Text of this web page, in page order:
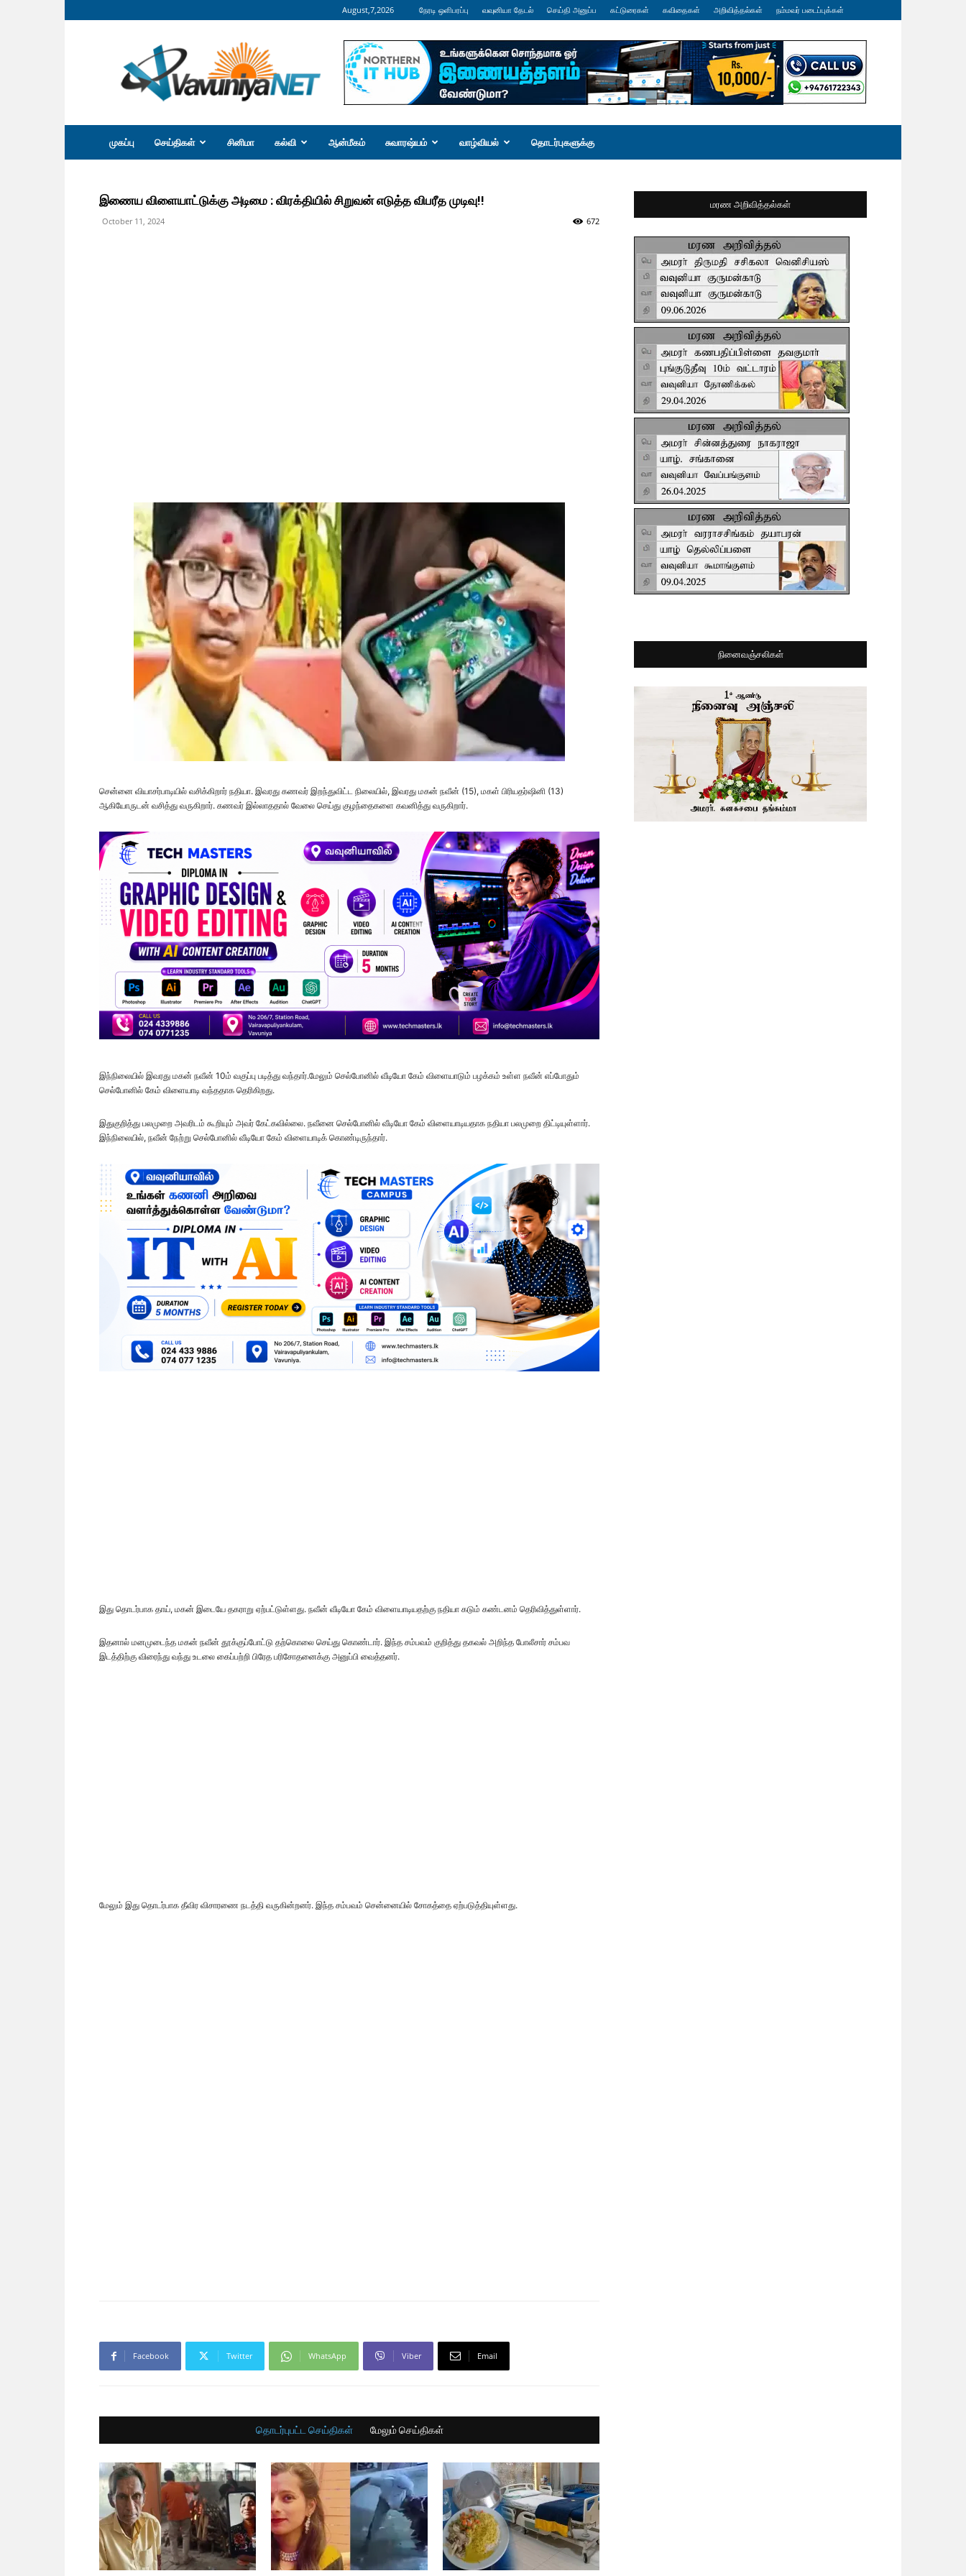
August,7,2026 நேரடி ஒளிபரப்பு வவுனியா தேடல் செய்தி அனுப்ப கட்டுரைகள் கவிதைகள் அறிவித்தல்கள் நம்மவர் படைப்புக்கள்
வவுனியா
நெற்
முகப்பு செய்திகள் சினிமா கல்வி ஆன்மீகம் சுவாரஷ்யம் வாழ்வியல் தொடர்புகளுக்கு
இணைய விளையாட்டுக்கு அடிமை : விரக்தியில் சிறுவன் எடுத்த விபரீத முடிவு!!
October 11, 2024 672
சென்னை வியாசர்பாடியில் வசிக்கிறார் நதியா. இவரது கணவர் இறந்துவிட்ட நிலையில், இவரது மகன் நவீன் (15), மகள் பிரியதர்ஷினி (13)
ஆகியோருடன் வசித்து வருகிறார். கணவர் இல்லாததால் வேலை செய்து குழந்தைகளை கவனித்து வருகிறார்.
இந்நிலையில் இவரது மகன் நவீன் 10ம் வகுப்பு படித்து வந்தார்.மேலும் செல்போனில் வீடியோ கேம் விளையாடும் பழக்கம் உள்ள நவீன் எப்போதும்
செல்போனில் கேம் விளையாடி வந்ததாக தெரிகிறது.
இதுகுறித்து பலமுறை அவரிடம் கூறியும் அவர் கேட்கவில்லை. நவீனை செல்போனில் வீடியோ கேம் விளையாடியதாக நதியா பலமுறை திட்டியுள்ளார்.
இந்நிலையில், நவீன் நேற்று செல்போனில் வீடியோ கேம் விளையாடிக் கொண்டிருந்தார்.
இது தொடர்பாக தாய், மகன் இடையே தகராறு ஏற்பட்டுள்ளது. நவீன் வீடியோ கேம் விளையாடியதற்கு நதியா கடும் கண்டனம் தெரிவித்துள்ளார்.
இதனால் மனமுடைந்த மகன் நவீன் தூக்குப்போட்டு தற்கொலை செய்து கொண்டார். இந்த சம்பவம் குறித்து தகவல் அறிந்த போலீசார் சம்பவ
இடத்திற்கு விரைந்து வந்து உடலை கைப்பற்றி பிரேத பரிசோதனைக்கு அனுப்பி வைத்தனர்.
மேலும் இது தொடர்பாக தீவிர விசாரணை நடத்தி வருகின்றனர். இந்த சம்பவம் சென்னையில் சோகத்தை ஏற்படுத்தியுள்ளது.
Facebook Twitter WhatsApp Viber Email
தொடர்புபட்ட செய்திகள் மேலும் செய்திகள்
மரண அறிவித்தல்கள்
நினைவஞ்சலிகள்